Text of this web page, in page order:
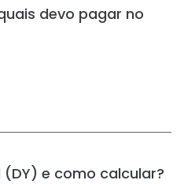
devo pagar no
(DY) e como calcular?